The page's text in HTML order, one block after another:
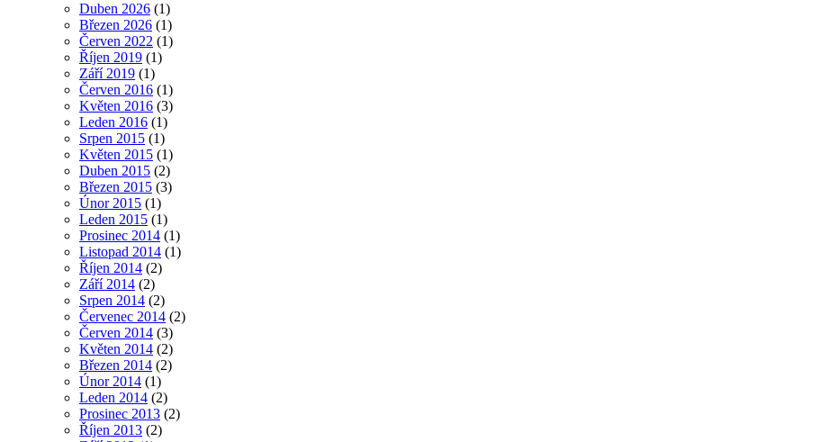
Duben 2026 (1)
Březen 2026 (1)
Červen 2022 (1)
Říjen 2019 (1)
Září 2019 (1)
Červen 2016 (1)
Květen 2016 (3)
Leden 2016 (1)
Srpen 2015 (1)
Květen 2015 (1)
Duben 2015 (2)
Březen 2015 (3)
Únor 2015 (1)
Leden 2015 (1)
Prosinec 2014 (1)
Listopad 2014 (1)
Říjen 2014 (2)
Září 2014 (2)
Srpen 2014 (2)
Červenec 2014 (2)
Červen 2014 (3)
Květen 2014 (2)
Březen 2014 (2)
Únor 2014 (1)
Leden 2014 (2)
Prosinec 2013 (2)
Říjen 2013 (2)